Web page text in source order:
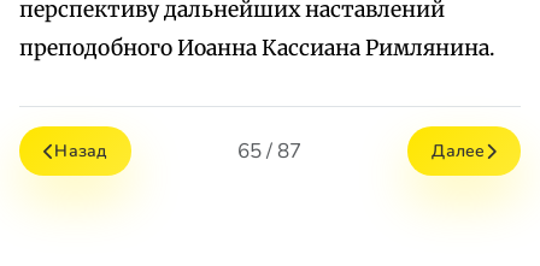
перспективу дальнейших наставлений
преподобного Иоанна Кассиана Римлянина.
Назад 65 / 87 Далее